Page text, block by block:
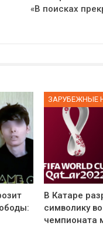
«В поисках
В Катаре
символику
чемпионата